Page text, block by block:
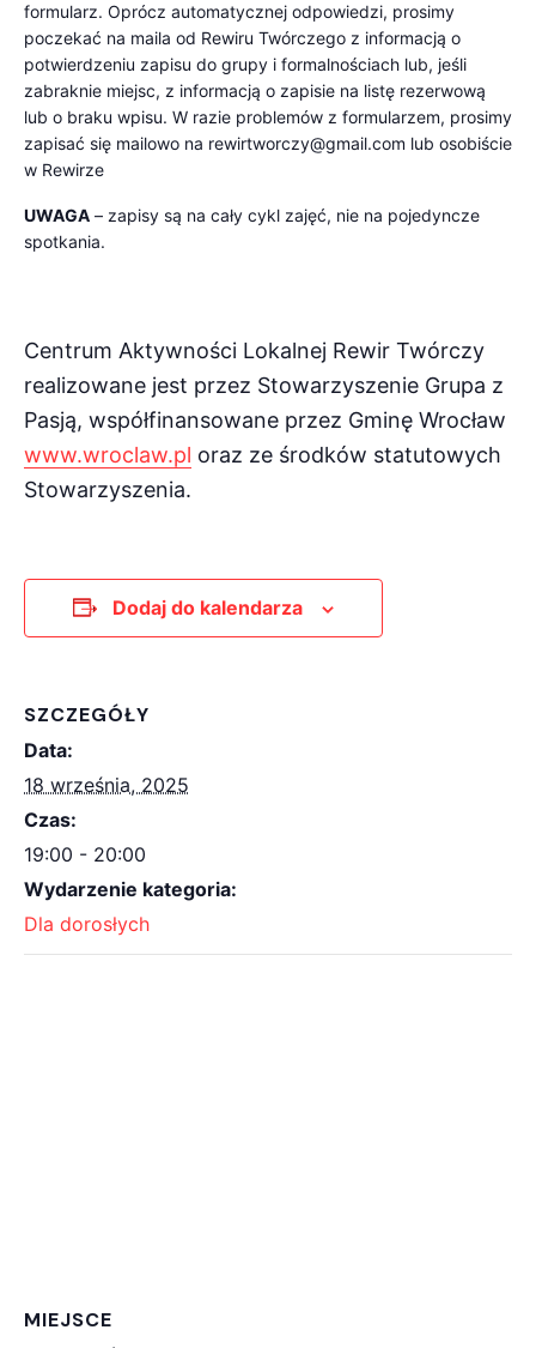
formularz. Oprócz automatycznej odpowiedzi, prosimy
poczekać na maila od Rewiru Twórczego z informacją o
potwierdzeniu zapisu do grupy i formalnościach lub, jeśli
zabraknie miejsc, z informacją o zapisie na listę rezerwową
lub o braku wpisu. W razie problemów z formularzem, prosimy
zapisać się mailowo na rewirtworczy@gmail.com lub osobiście
w Rewirze
UWAGA – zapisy są na cały cykl zajęć, nie na pojedyncze
spotkania.
Centrum Aktywności Lokalnej Rewir Twórczy
realizowane jest przez Stowarzyszenie Grupa z
Pasją, współfinansowane przez Gminę Wrocław
www.wroclaw.pl oraz ze środków statutowych
Stowarzyszenia.
Dodaj do kalendarza
SZCZEGÓŁY
Data:
18 września, 2025
Czas:
19:00 - 20:00
Wydarzenie kategoria:
Dla dorosłych
MIEJSCE